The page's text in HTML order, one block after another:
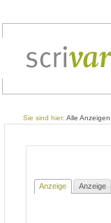
Sie sind hier: Alle Anzeigen
Anzeige Anzeige